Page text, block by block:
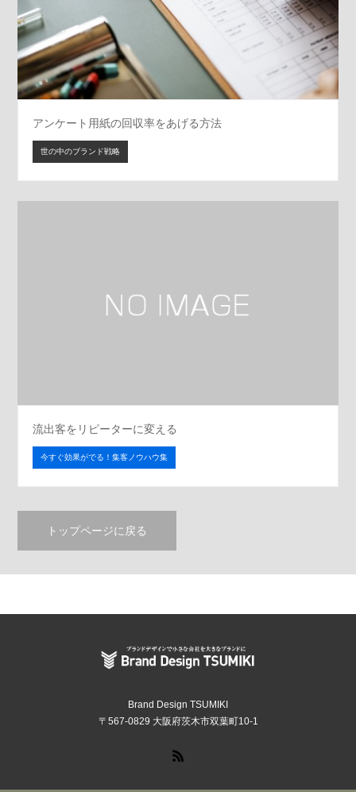
アンケート用紙の回収率をあげる方法
世の中のブランド戦略
流出客をリピーターに変える
今すぐ効果がでる！集客ノウハウ集
トップページに戻る
Brand Design TSUMIKI
〒567-0829 大阪府茨木市双葉町10-1